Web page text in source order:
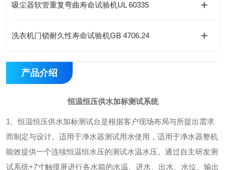
吸尘器软管重复弯曲寿命试验机UL 60335
洗衣机门锁耐久性寿命试验机GB 4706.24
产品介绍
恒温恒压供水加标测试系统
1、恒温恒压供水加标测试台是根据客户现场布局与所提出需求
而制定与设计。适用于净水器测试用水使用，适用于净水器整机
能效提供一个连续恒温恒水压的测试水温水压。通过自主研发测
试系统+7寸触摸屏进行各水箱的水温、进水、出水、水位、输出